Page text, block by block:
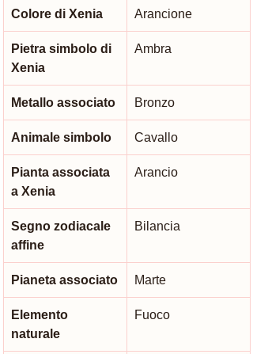
Colore di Xenia Arancione
Pietra simbolo di
Xenia
Ambra
Metallo associato Bronzo
Animale simbolo Cavallo
Pianta associata
a Xenia
Arancio
Segno zodiacale
affine
Bilancia
Pianeta associato Marte
Elemento
naturale
Fuoco